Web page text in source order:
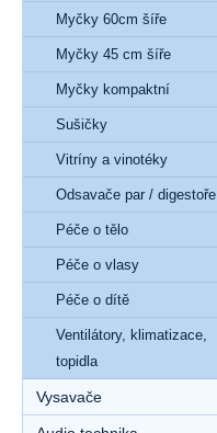
Myčky 60cm šíře
Myčky 45 cm šíře
Myčky kompaktní
Sušičky
Vitríny a vinotéky
Odsavače par / digestoře
Péče o tělo
Péče o vlasy
Péče o dítě
Ventilátory, klimatizace,
topidla
Vysavače